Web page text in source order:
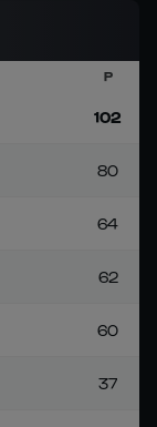
P
102
80
64
62
60
37